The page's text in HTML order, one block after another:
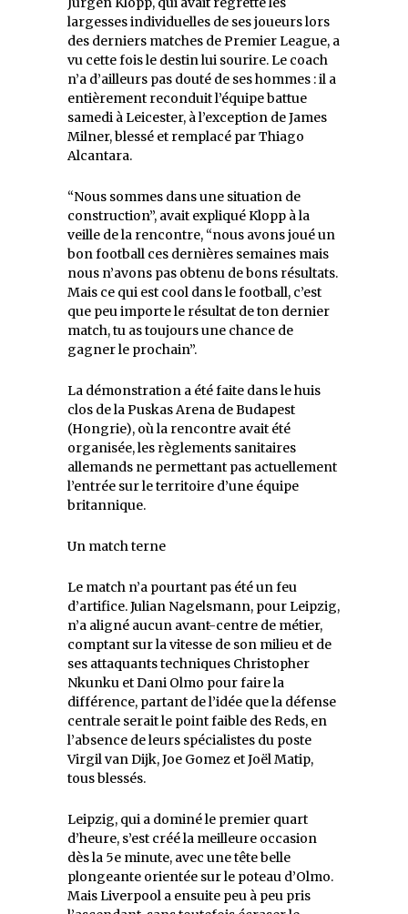
largesses individuelles de ses joueurs lors
des derniers matches de Premier League, a
vu cette fois le destin lui sourire. Le coach
n’a d’ailleurs pas douté de ses hommes : il a
entièrement reconduit l’équipe battue
samedi à Leicester, à l’exception de James
Milner, blessé et remplacé par Thiago
Alcantara.
“Nous sommes dans une situation de
construction”, avait expliqué Klopp à la
veille de la rencontre, “nous avons joué un
bon football ces dernières semaines mais
nous n’avons pas obtenu de bons résultats.
Mais ce qui est cool dans le football, c’est
que peu importe le résultat de ton dernier
match, tu as toujours une chance de
gagner le prochain”.
La démonstration a été faite dans le huis
clos de la Puskas Arena de Budapest
(Hongrie), où la rencontre avait été
organisée, les règlements sanitaires
allemands ne permettant pas actuellement
l’entrée sur le territoire d’une équipe
britannique.
Un match terne
Le match n’a pourtant pas été un feu
d’artifice. Julian Nagelsmann, pour Leipzig,
n’a aligné aucun avant-centre de métier,
comptant sur la vitesse de son milieu et de
ses attaquants techniques Christopher
Nkunku et Dani Olmo pour faire la
différence, partant de l’idée que la défense
centrale serait le point faible des Reds, en
l’absence de leurs spécialistes du poste
Virgil van Dijk, Joe Gomez et Joël Matip,
tous blessés.
Leipzig, qui a dominé le premier quart
d’heure, s’est créé la meilleure occasion
dès la 5e minute, avec une tête belle
plongeante orientée sur le poteau d’Olmo.
Mais Liverpool a ensuite peu à peu pris